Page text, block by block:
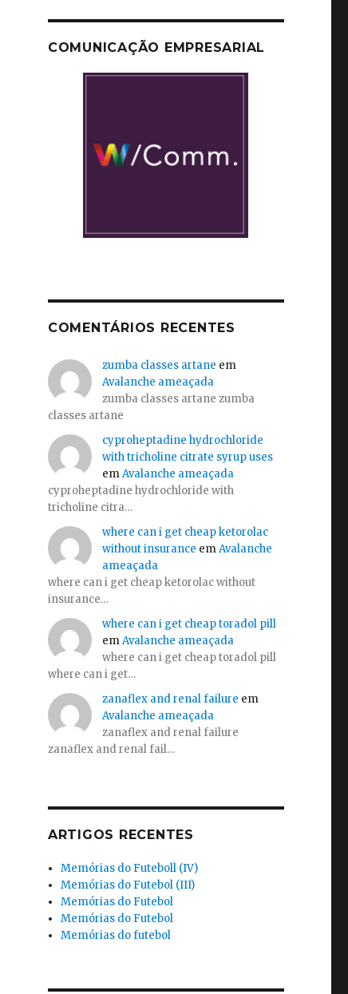
COMUNICAÇÃO EMPRESARIAL
COMENTÁRIOS RECENTES
zumba classes artane em
Avalanche ameaçada
zumba classes artane zumba
classes artane
cyproheptadine hydrochloride
with tricholine citrate syrup uses
emAvalanche ameaçada
cyproheptadine hydrochloride with
tricholine citra…
where can i get cheap ketorolac
without insurance emAvalanche
ameaçada
where can i get cheap ketorolac without
insurance…
where can i get cheap toradol pill
emAvalanche ameaçada
where can i get cheap toradol pill
where can i get…
zanaflex and renal failure em
Avalanche ameaçada
zanaflex and renal failure
zanaflex and renal fail…
ARTIGOS RECENTES
Memórias do Futeboll (IV)
Memórias do Futebol (III)
Memórias do Futebol
Memórias do Futebol
Memórias do futebol